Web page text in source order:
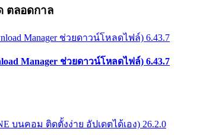
ตลอดกาล
Manager ช่วยดาวน์โหลดไฟล์) 6.43.7